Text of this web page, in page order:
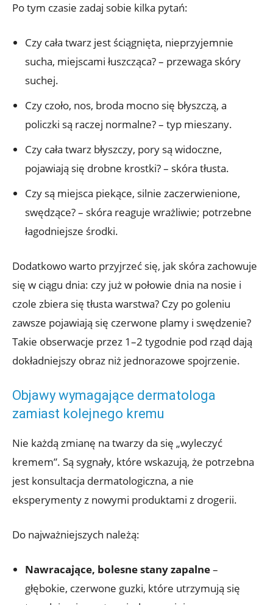
Po tym czasie zadaj sobie kilka pytań:
Czy cała twarz jest ściągnięta, nieprzyjemnie
sucha, miejscami łuszcząca? – przewaga skóry
suchej.
Czy czoło, nos, broda mocno się błyszczą, a
policzki są raczej normalne? – typ mieszany.
Czy cała twarz błyszczy, pory są widoczne,
pojawiają się drobne krostki? – skóra tłusta.
Czy są miejsca piekące, silnie zaczerwienione,
swędzące? – skóra reaguje wrażliwie; potrzebne
łagodniejsze środki.
Dodatkowo warto przyjrzeć się, jak skóra zachowuje
się w ciągu dnia: czy już w połowie dnia na nosie i
czole zbiera się tłusta warstwa? Czy po goleniu
zawsze pojawiają się czerwone plamy i swędzenie?
Takie obserwacje przez 1–2 tygodnie pod rząd dają
dokładniejszy obraz niż jednorazowe spojrzenie.
Objawy wymagające dermatologa
zamiast kolejnego kremu
Nie każdą zmianę na twarzy da się „wyleczyć
kremem”. Są sygnały, które wskazują, że potrzebna
jest konsultacja dermatologiczna, a nie
eksperymenty z nowymi produktami z drogerii.
Do najważniejszych należą:
Nawracające, bolesne stany zapalne–
głębokie, czerwone guzki, które utrzymują się